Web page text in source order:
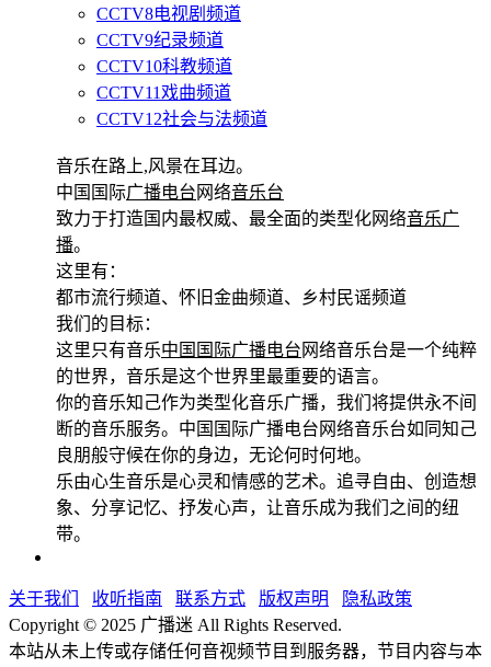
CCTV8电视剧频道
CCTV9纪录频道
CCTV10科教频道
CCTV11戏曲频道
CCTV12社会与法频道
音乐在路上,风景在耳边。
中国国际广播电台 网络音乐台
致力于打造国内最权威、最全面的类型化网络音乐广
播。
这里有：
都市流行频道、怀旧金曲频道、乡村民谣频道
我们的目标：
这里只有音乐中 国国际广播电台 网络音乐台是一个纯粹
的世界，音乐是这个世界里最重要的语言。
你的音乐知己作为类型化音乐广播，我们将提供永不间
断的音乐服务。中国国际广播电台网络音乐台如同知己
良朋般守候在你的身边，无论何时何地。
乐由心生音乐是心灵和情感的艺术。追寻自由、创造想
象、分享记忆、抒发心声，让音乐成为我们之间的纽
带。
关于我们 收听指南 联系方式 版权声明
隐私政策
Copyright © 2025 广播迷 All Rights Reserved.
本站从未上传或存储任何音视频节目到服务器，节目内容与本